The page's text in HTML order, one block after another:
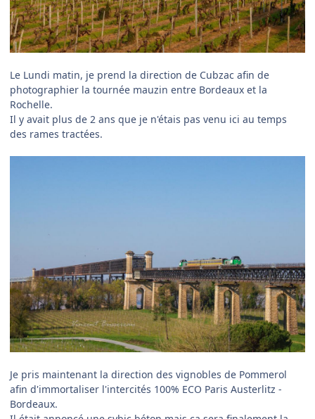
Le Lundi matin, je prend la direction de Cubzac afin de
photographier la tournée mauzin entre Bordeaux et la
Rochelle.
Il y avait plus de 2 ans que je n'étais pas venu ici au temps
des rames tractées.
Je pris maintenant la direction des vignobles de Pommerol
afin d'immortaliser l'intercités 100% ECO Paris Austerlitz -
Bordeaux.